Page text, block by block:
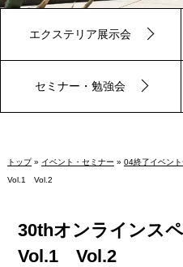
エクステリア展示会
セミナー・勉強会
トップ» イベント・セミナー » 04終了イベン
Vol.1 Vol.2
30thオンラインス
Vol.1 Vol.2